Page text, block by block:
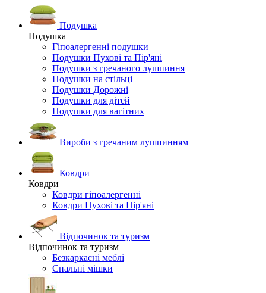
Подушка
Подушка
Гіпоалергенні подушки
Подушки Пухові та Пір'яні
Подушки з гречаного лушпиння
Подушки на стільці
Подушки Дорожні
Подушки для дітей
Подушки для вагітних
Вироби з гречаним лушпинням
Ковдри
Ковдри
Ковдри гіпоалергенні
Ковдри Пухові та Пір'яні
Відпочинок та туризм
Відпочинок та туризм
Безкаркасні меблі
Спальні мішки